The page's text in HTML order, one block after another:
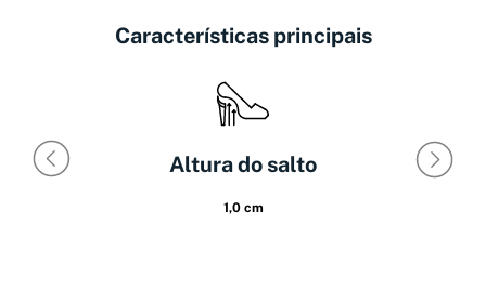
Características principais
Altura do salto
1,0 cm